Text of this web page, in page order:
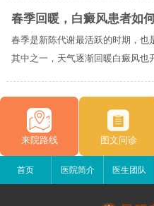
春季回暖，白癜风患者如
春季是新陈代谢最活跃的时期，也
其中之一，天气逐渐回暖白癜风也
来院路线 图文问诊
首页 医院简介 医生团队